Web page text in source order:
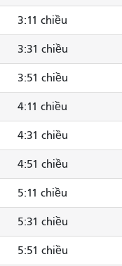
3:11 chiều
3:31 chiều
3:51 chiều
4:11 chiều
4:31 chiều
4:51 chiều
5:11 chiều
5:31 chiều
5:51 chiều